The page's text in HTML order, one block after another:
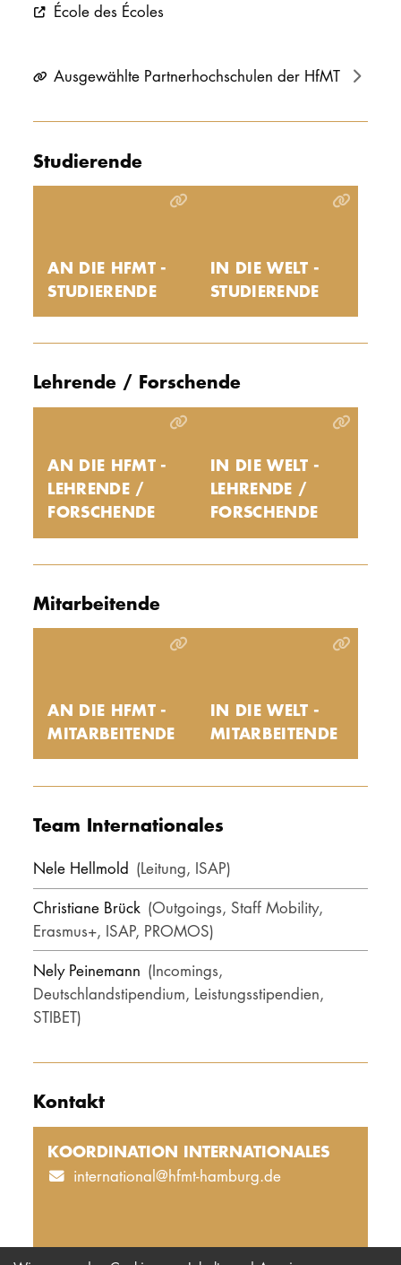
École des Écoles
Ausgewählte Partnerhochschulen der HfMT
Studierende
AN DIE HFMT -
STUDIERENDE
IN DIE WELT -
STUDIERENDE
Lehrende / Forschende
AN DIE HFMT -
LEHRENDE /
FORSCHENDE
IN DIE WELT -
LEHRENDE /
FORSCHENDE
Mitarbeitende
AN DIE HFMT -
MITARBEITENDE
IN DIE WELT -
MITARBEITENDE
Team Internationales
Nele Hellmold (Leitung, ISAP)
Christiane Brück (Outgoings, Staff Mobility,
Erasmus+, ISAP, PROMOS)
Nely Peinemann (Incomings,
Deutschlandstipendium, Leistungsstipendien,
STIBET)
Kontakt
KOORDINATION INTERNATIONALES
international@hfmt-hamburg.de